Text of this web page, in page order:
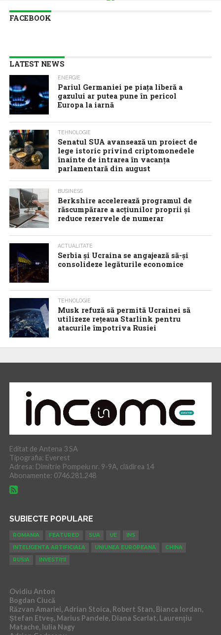
FACEBOOK
LATEST NEWS
ENERGIE
Pariul Germaniei pe piaţa liberă a
gazului ar putea pune în pericol
Europa la iarnă
TEHNOLOGIE
Senatul SUA avansează un proiect de
lege istoric privind criptomonedele
înainte de intrarea în vacanţa
parlamentară din august
BUSINESS
Berkshire accelerează programul de
răscumpărare a acţiunilor proprii şi
reduce rezervele de numerar
ACTUALITATE
Serbia şi Ucraina se angajează să-şi
consolideze legăturile economice
TEHNOLOGIE
Musk refuză să permită Ucrainei să
utilizeze reţeaua Starlink pentru
atacurile împotriva Rusiei
Editat de Antena 3 SA
Tipografia: Everest
Adresa: Dimitrie Pompeiu nr. 9-9A, clădirea 14
Abonamente: 0746.281.248
SUBIECTE POPULARE
ROMANIA FEATURED SUA UE
INS
INTELIGENTA ARTIFICIALA
UNIUNEA EUROPEANA
CHINA
RUSIA
INVESTIȚII
Ovidiu Anton
Bogdan Ciucă
Răzvan Amariei, Adrian Stoica, Robert Stan, Bianca Iordan,
Ștefan Etveș, Marius Pandele, Diana Scarlat, Laurențiu
Matache, Iulia Nagy